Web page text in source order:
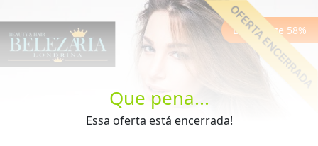
Que pena...
Essa oferta está encerrada!
Economize 58%